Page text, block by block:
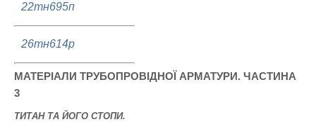
22тн695п
26тн614р
МАТЕРІАЛИ ТРУБОПРОВІДНОЇ АРМАТУРИ. ЧАСТИНА
3
ТИТАН ТА ЙОГО СТОПИ.